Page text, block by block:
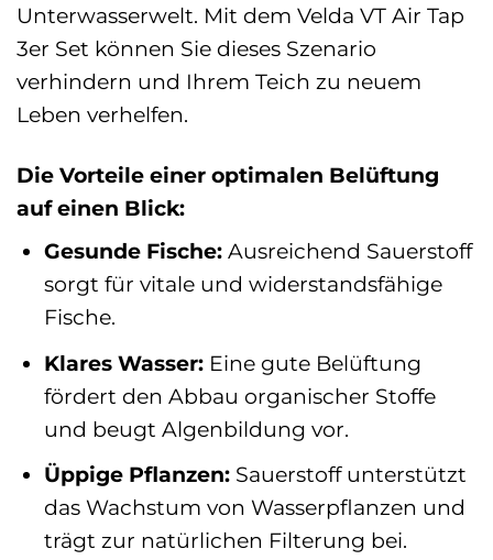
Unterwasserwelt. Mit dem Velda VT Air Tap
3er Set können Sie dieses Szenario
verhindern und Ihrem Teich zu neuem
Leben verhelfen.
Die Vorteile einer optimalen Belüftung
auf einen Blick:
Gesunde Fische:Ausreichend Sauerstoff
sorgt für vitale und widerstandsfähige
Fische.
Klares Wasser:Eine gute Belüftung
fördert den Abbau organischer Stoffe
und beugt Algenbildung vor.
Üppige Pflanzen:Sauerstoff unterstützt
das Wachstum von Wasserpflanzen und
trägt zur natürlichen Filterung bei.